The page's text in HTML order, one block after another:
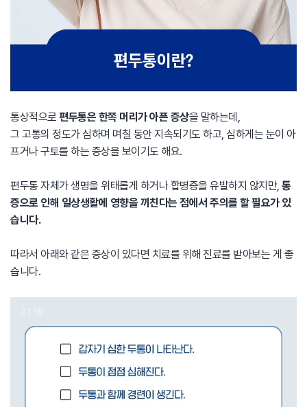
통상적으로 편두통은 한쪽 머리가 아픈 증상을 말하는데,
그 고통의 정도가 심하며 며칠 동안 지속되기도 하고, 심하게는 눈이 아
프거나 구토를 하는 증상을 보이기도 해요.
편두통 자체가 생명을 위태롭게 하거나 합병증을 유발하지 않지만, 통
증으로 인해 일상생활에 영향을 끼친다는 점에서 주의를 할 필요가 있
습니다.
따라서 아래와 같은 증상이 있다면 치료를 위해 진료를 받아보는 게 좋
습니다.